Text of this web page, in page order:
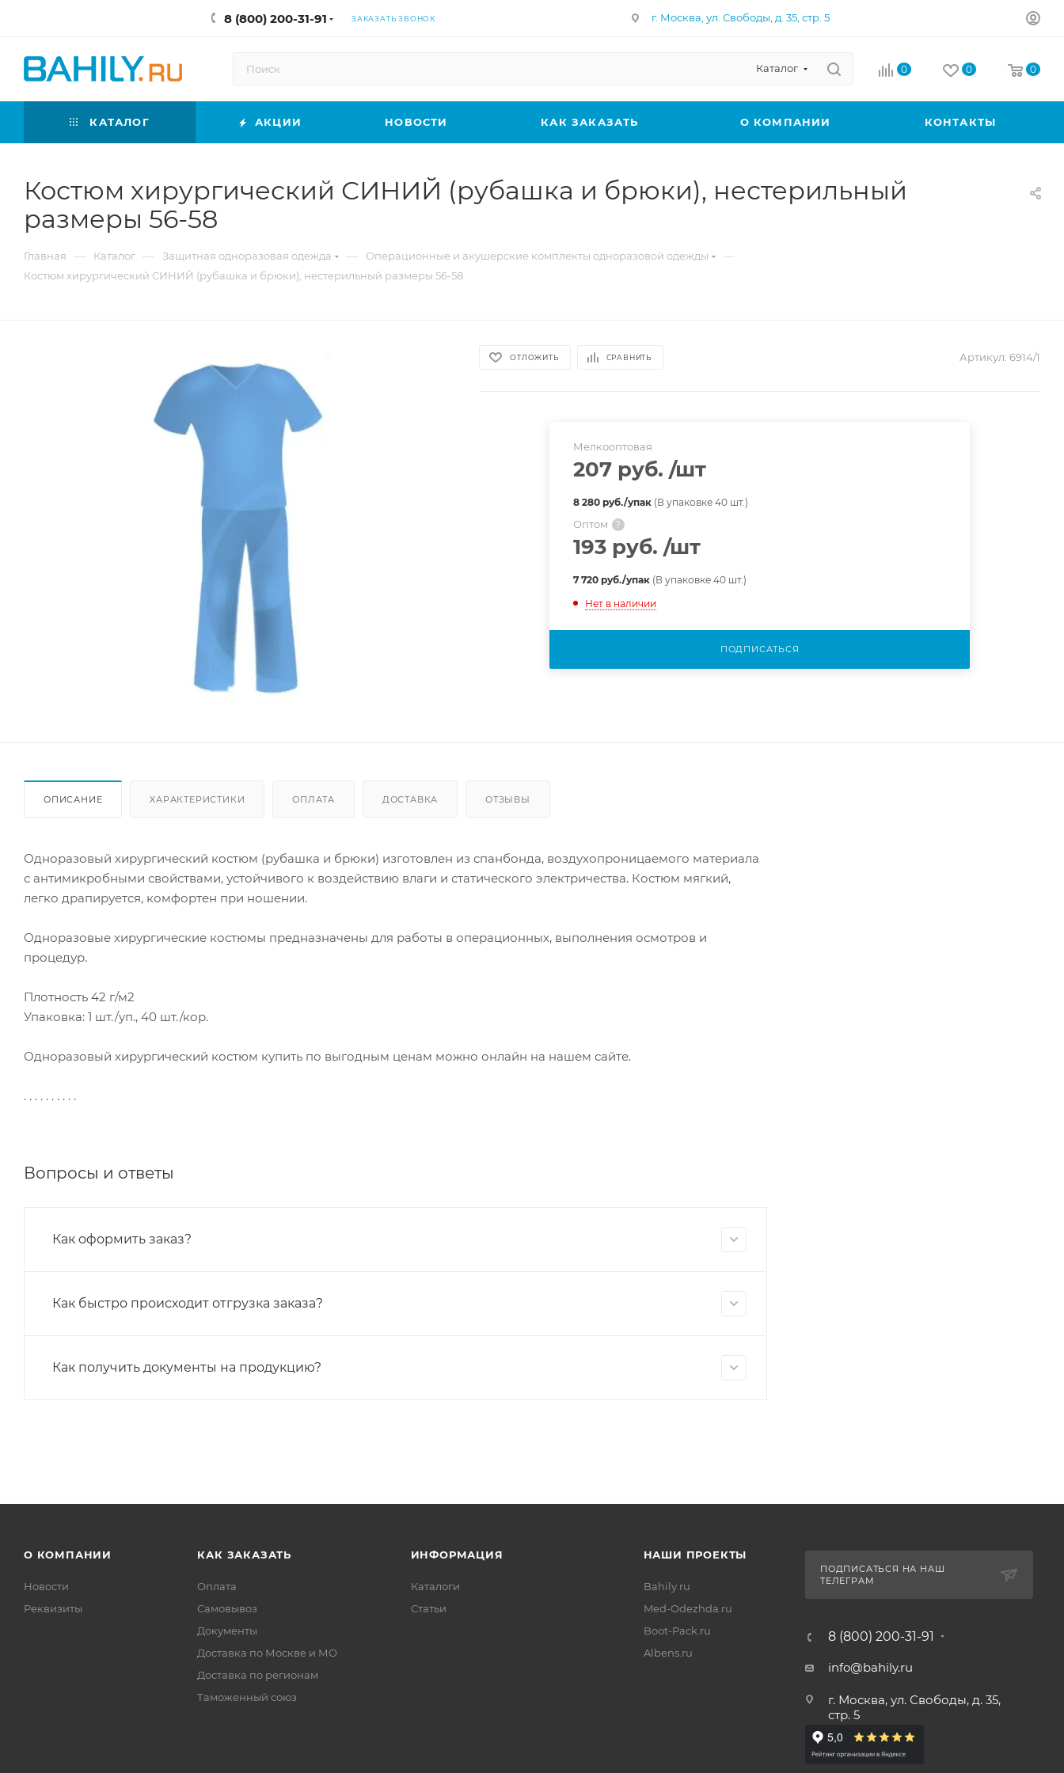
8 (800) 200-31-91 ЗАКАЗАТЬ ЗВОНОК г. Москва, ул. Свободы, д. 35, стр. 5
Каталог 0 0 0
КАТАЛОГ АКЦИИ НОВОСТИ КАК ЗАКАЗАТЬ О КОМПАНИИ КОНТАКТЫ
Костюм хирургический СИНИЙ (рубашка и брюки), нестерильный
размеры 56-58
Главная — Каталог — Защитная одноразовая одежда — Операционные и акушерские комплекты одноразовой одежды —
Костюм хирургический СИНИЙ (рубашка и брюки), нестерильный размеры 56-58
ОТЛОЖИТЬ СРАВНИТЬ Артикул: 6914/1
Мелкооптовая
207 руб. /шт
8 280 руб./упак(В упаковке 40 шт.)
Оптом ?
193 руб. /шт
7 720 руб./упак(В упаковке 40 шт.)
Нет в наличии
ПОДПИСАТЬСЯ
ОПИСАНИЕ ХАРАКТЕРИСТИКИ ОПЛАТА ДОСТАВКА ОТЗЫВЫ
Одноразовый хирургический костюм (рубашка и брюки) изготовлен из спанбонда, воздухопроницаемого материала
с антимикробными свойствами, устойчивого к воздействию влаги и статического электричества. Костюм мягкий,
легко драпируется, комфортен при ношении.
Одноразовые хирургические костюмы предназначены для работы в операционных, выполнения осмотров и
процедур.
Плотность 42 г/м2
Упаковка: 1 шт./уп., 40 шт./кор.
Одноразовый хирургический костюм купить по выгодным ценам можно онлайн на нашем сайте.
. . . . . . . . . .
Вопросы и ответы
Как оформить заказ?
Как быстро происходит отгрузка заказа?
Как получить документы на продукцию?
О КОМПАНИИ
Новости
Реквизиты
КАК ЗАКАЗАТЬ
Оплата
Самовывоз
Документы
Доставка по Москве и МО
Доставка по регионам
Таможенный союз
ИНФОРМАЦИЯ
Каталоги
Статьи
НАШИ ПРОЕКТЫ
Bahily.ru
Med-Odezhda.ru
Boot-Pack.ru
Albens.ru
ПОДПИСАТЬСЯ НА НАШ
ТЕЛЕГРАМ
8 (800) 200-31-91
info@bahily.ru
г. Москва, ул. Свободы, д. 35,
стр. 5